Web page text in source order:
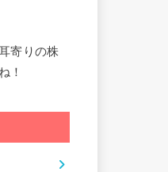
寄りの株
！